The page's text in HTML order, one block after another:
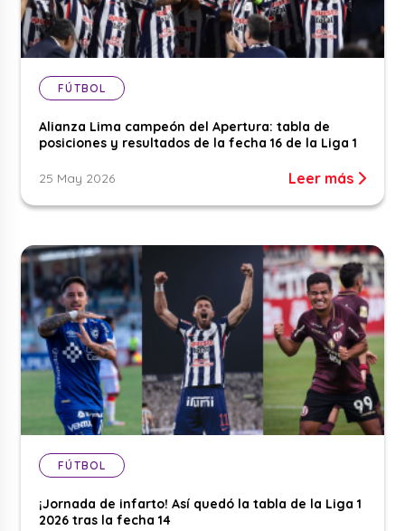
FÚTBOL
Alianza Lima campeón del Apertura: tabla de
posiciones y resultados de la fecha 16 de la Liga 1
25 May 2026 Leer más
FÚTBOL
¡Jornada de infarto! Así quedó la tabla de la Liga 1
2026 tras la fecha 14